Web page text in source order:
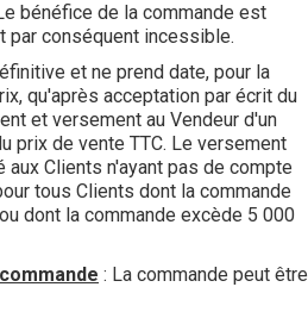
bénéfice de la commande est
par conséquent incessible.
et ne prend date, pour la
qu'après acceptation par écrit du
et versement au Vendeur d'un
prix de vente TTC. Le versement
Clients n'ayant pas de compte
tous Clients dont la commande
dont la commande excède 5 000
: La commande peut être